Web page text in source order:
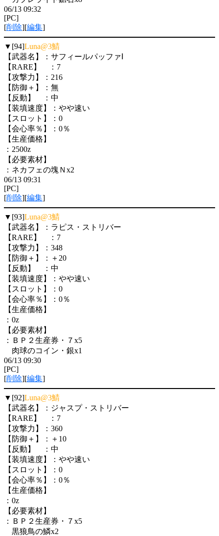
06/13 09:32
[PC]
[削除][編集]
▼[94]Luna@3鯖
【武器名】：サフィールパッファⅠ
【RARE】 ：7
【攻撃力】：216
【防御＋】：無
【反動】 ：中
【装填速度】：やや速い
【スロット】：0
【会心率％】：0％
【生産価格】
：2500z
【必要素材】
：ネカフェの塊Ｎx2
06/13 09:31
[PC]
[削除][編集]
▼[93]Luna@3鯖
【武器名】：ラピス・ストリバー
【RARE】 ：7
【攻撃力】：348
【防御＋】：＋20
【反動】 ：中
【装填速度】：やや速い
【スロット】：0
【会心率％】：0％
【生産価格】
：0z
【必要素材】
：ＢＰ２生産券・７x5
肉球のコイン・銀x1
06/13 09:30
[PC]
[削除][編集]
▼[92]Luna@3鯖
【武器名】：ジャスプ・ストリバー
【RARE】 ：7
【攻撃力】：360
【防御＋】：＋10
【反動】 ：中
【装填速度】：やや速い
【スロット】：0
【会心率％】：0％
【生産価格】
：0z
【必要素材】
：ＢＰ２生産券・７x5
黒狼鳥の鱗x2